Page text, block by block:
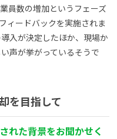
員数の増加というフェーズ
ィードバックを実施されま
入が決定したほか、現場か
声が挙がっているそうで
を目指して
れた背景をお聞かせく